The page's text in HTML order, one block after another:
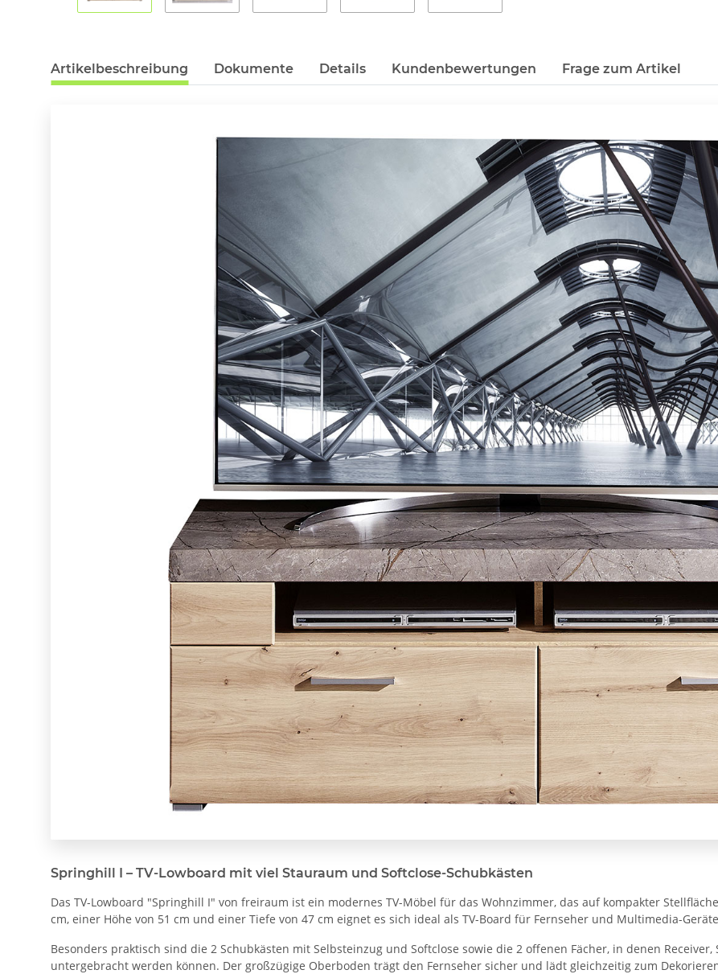
Artikelbeschreibung Dokumente Details Kundenbewertungen Frage zum Artikel
Springhill I – TV-Lowboard mit viel Stauraum und Softclose-Schubkästen
Das TV-Lowboard "Springhill I" von freiraum ist ein modernes TV-Möbel für das Wohnzimmer, das auf kompakter
cm, einer Höhe von 51 cm und einer Tiefe von 47 cm eignet es sich ideal als TV-Board für Fernseher und Multimedia-
Besonders praktisch sind die 2 Schubkästen mit Selbsteinzug und Softclose sowie die 2 offenen Fächer, in denen
untergebracht werden können. Der großzügige Oberboden trägt den Fernseher sicher und lädt gleichzeitig zum